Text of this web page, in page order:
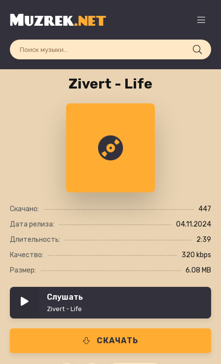
Zivert - Life
Скачано:
447
Дата релиза:
04.11.2024
Длительность:
2:39
Качество:
320 kbps
Размер:
6.08 MB
Слушать
Zivert - Life
СКАЧАТЬ